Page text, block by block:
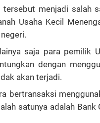
tersebut menjadi salah
Usaha Kecil
saja para pemilik
dengan
akan terjadi.
bertransaksi
satunya adalah